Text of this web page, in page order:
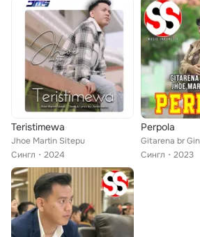
Teristimewa
Jhoe Martin Sitepu
Сингл
2024
Perpola
Сингл
2023